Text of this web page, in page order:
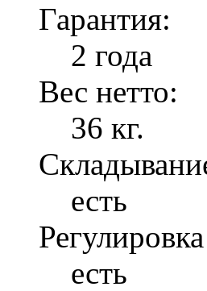
Гарантия:
2 года
Вес нетто:
36 кг.
есть
есть